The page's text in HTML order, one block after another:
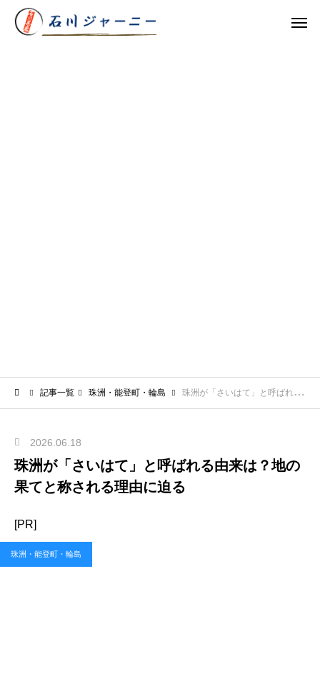
記事一覧 珠洲・能登町・輪島 珠洲が「さいはて」と呼ばれる由来は？地の果てと称される理由に迫る
2026.06.18
珠洲が「さいはて」と呼ばれる由来は？地の
果てと称される理由に迫る
[PR]
珠洲・能登町・輪島